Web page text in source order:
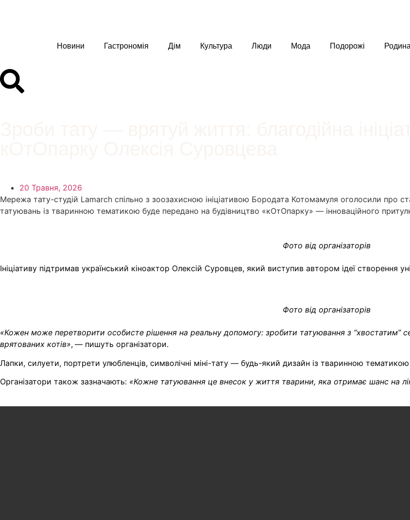
Новини Гастрономія Дім Культура Люди Мода Подорожі Родина
20 Травня, 2026
Мережа тату-студій Lamarch спільно з зоозахисною ініціативою Бородата Котомамуля оголосили про
татуювань із тваринною тематикою буде передано на будівництво «кОтОпарку» — інноваційного
Фото від організаторів
Ініціативу підтримав український кіноактор Олексій Суровцев, який виступив автором ідеї створення
Фото від організаторів
«Кожен може перетворити особисте рішення на реальну допомогу: зробити татуювання з “хвостатим”
врятованих котів», — пишуть організатори.
Лапки, силуети, портрети улюбленців, символічні міні-тату — будь-який дизайн із тваринною тематикою
Організатори також зазначають: «Кожне татуювання це внесок у життя тварини, яка отримає шанс на